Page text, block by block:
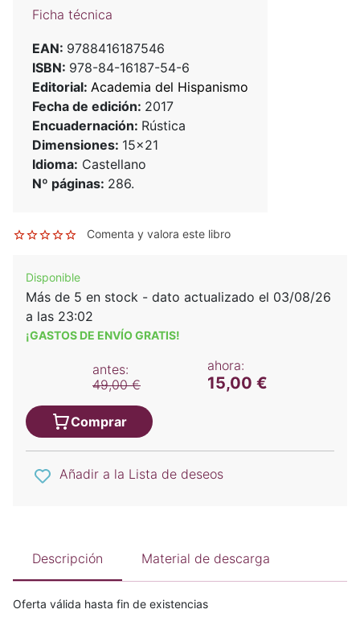
Ficha técnica
EAN: 9788416187546
ISBN: 978-84-16187-54-6
Editorial: Academia del Hispanismo
Fecha de edición: 2017
Encuadernación: Rústica
Dimensiones: 15x21
Idioma: Castellano
Nº páginas: 286.
Comenta y valora este libro
Disponible
Más de 5 en stock - dato actualizado el 03/08/26
a las 23:02
¡GASTOS DE ENVÍO GRATIS!
antes:
49,00 €
ahora:
15,00 €
Comprar
Añadir a la Lista de deseos
Descripción Material de descarga
Oferta válida hasta fin de existencias